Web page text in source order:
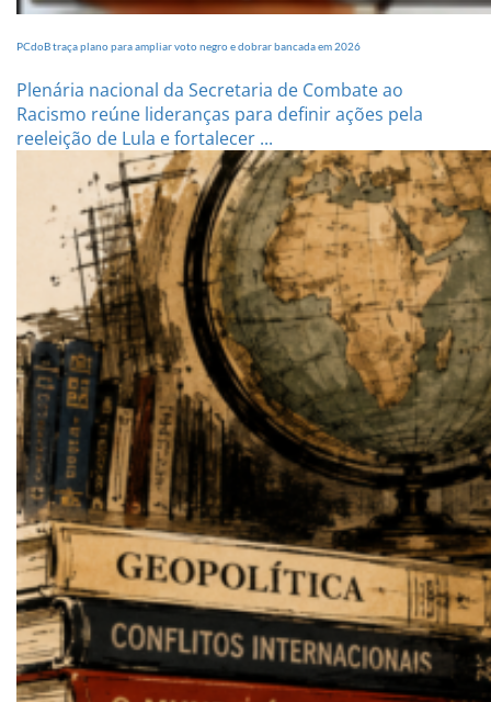
PCdoB traça plano para ampliar voto negro e dobrar bancada em 2026
Plenária nacional da Secretaria de Combate ao
Racismo reúne lideranças para definir ações pela
reeleição de Lula e fortalecer ...